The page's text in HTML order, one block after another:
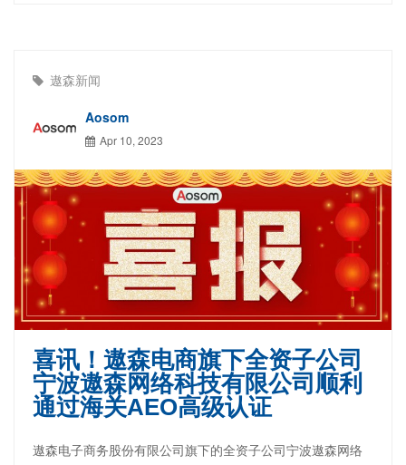
遨森新闻
Aosom
Apr 10, 2023
喜讯！遨森电商旗下全资子公司
宁波遨森网络科技有限公司顺利
通过海关AEO高级认证
遨森电子商务股份有限公司旗下的全资子公司宁波遨森网络